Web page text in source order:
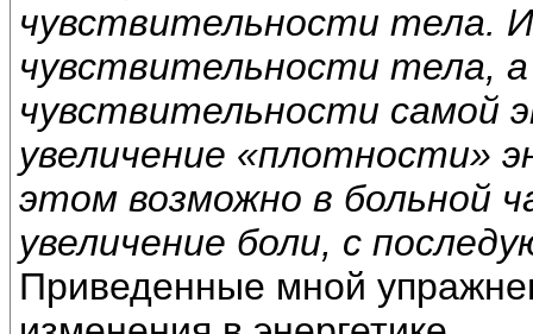
чувствительности тела.
чувствительности тела,
чувствительности самой
увеличение «плотности»
этом возможно в больной
увеличение боли, с
Приведенные мной